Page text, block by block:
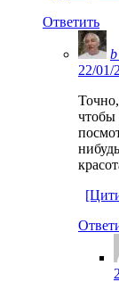
Ответить
22/01/
чтобы